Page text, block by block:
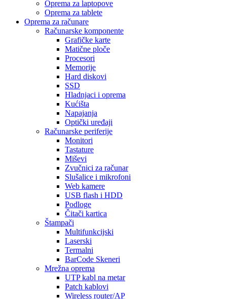
Oprema za laptopove
Oprema za tablete
Oprema za računare
Računarske komponente
Grafičke karte
Matične ploče
Procesori
Memorije
Hard diskovi
SSD
Hladnjaci i oprema
Kućišta
Napajanja
Optički uređaji
Računarske periferije
Monitori
Tastature
Miševi
Zvučnici za računar
Slušalice i mikrofoni
Web kamere
USB flash i HDD
Podloge
Čitači kartica
Štampači
Multifunkcijski
Laserski
Termalni
BarCode Skeneri
Mrežna oprema
UTP kabl na metar
Patch kablovi
Wireless router/AP